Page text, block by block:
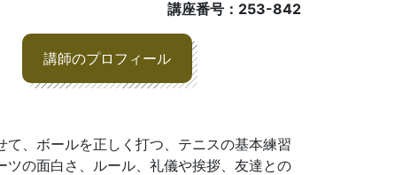
講座番号：253-842
講師のプロフィール
て、ボールを正しく打つ、テニスの基本練習
ツの面白さ、ルール、礼儀や挨拶、友達との